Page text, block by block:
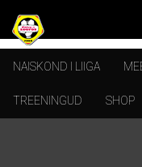
NAISKOND I LIIGA
TREENINGUD SHOP